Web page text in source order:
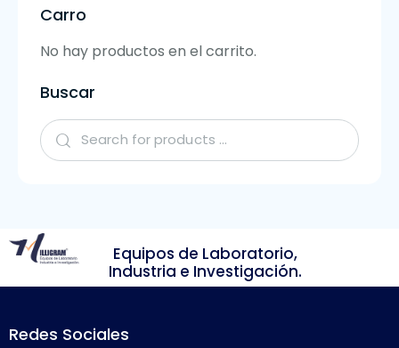
Carro
No hay productos en el carrito.
Buscar
Equipos de Laboratorio,
Industria e Investigación.
Redes Sociales